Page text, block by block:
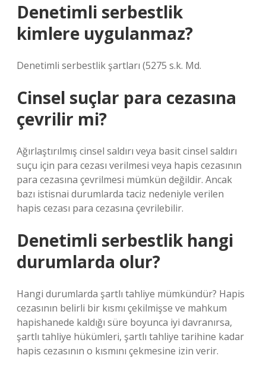
Denetimli serbestlik
kimlere uygulanmaz?
Denetimli serbestlik şartları (5275 s.k. Md.
Cinsel suçlar para cezasına
çevrilir mi?
Ağırlaştırılmış cinsel saldırı veya basit cinsel saldırı
suçu için para cezası verilmesi veya hapis cezasının
para cezasına çevrilmesi mümkün değildir. Ancak
bazı istisnai durumlarda taciz nedeniyle verilen
hapis cezası para cezasına çevrilebilir.
Denetimli serbestlik hangi
durumlarda olur?
Hangi durumlarda şartlı tahliye mümkündür? Hapis
cezasının belirli bir kısmı çekilmişse ve mahkum
hapishanede kaldığı süre boyunca iyi davranırsa,
şartlı tahliye hükümleri, şartlı tahliye tarihine kadar
hapis cezasının o kısmını çekmesine izin verir.